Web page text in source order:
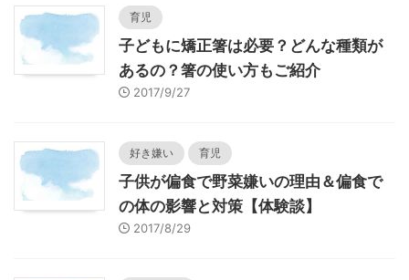
育児
子どもに矯正箸は必要？どんな種類が
あるの？箸の使い方もご紹介
2017/9/27
好き嫌い 育児
子供が偏食で野菜嫌いの理由＆偏食で
の体の影響と対策【体験談】
2017/8/29